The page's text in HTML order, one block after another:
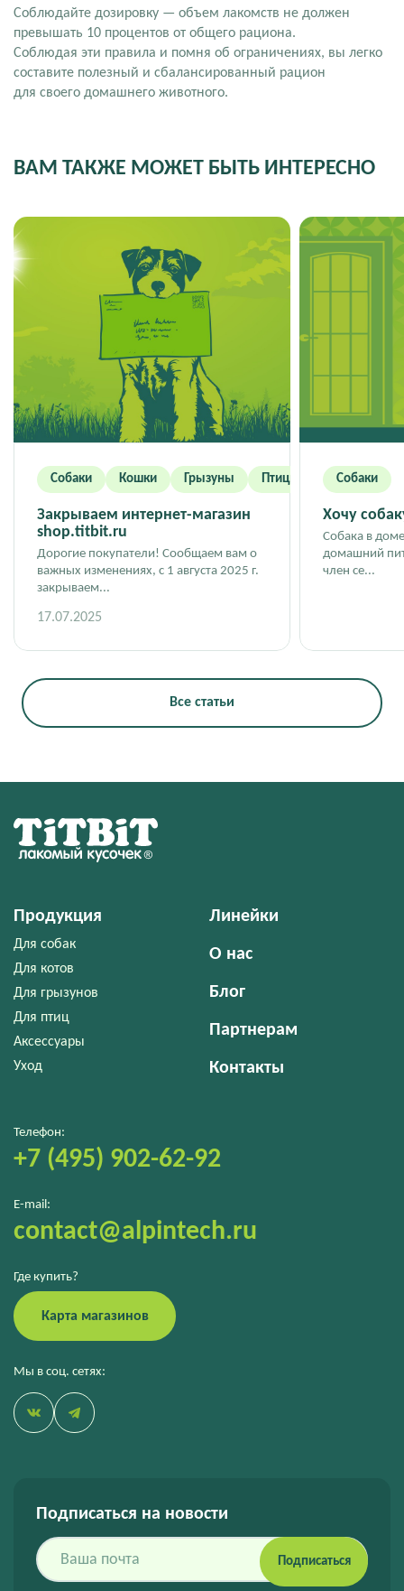
Соблюдайте дозировку — объем лакомств не должен
превышать 10 процентов от общего рациона.
Соблюдая эти правила и помня об ограничениях, вы легко
составите полезный и сбалансированный рацион
для своего домашнего животного.
ВАМ ТАКЖЕ МОЖЕТ БЫТЬ ИНТЕРЕСНО
Собаки Кошки Грызуны Птицы
Закрываем интернет-магазин
shop.titbit.ru
Дорогие покупатели! Сообщаем вам о
важных изменениях, с 1 августа 2025 г.
закрываем...
17.07.2025
Собаки
Хочу
Собака в
домашний
член се...
Все статьи
Телефон:
+7 (495) 902-62-92
E-mail:
contact@alpintech.ru
Мы в соц. сетях:
Где купить?
Карта магазинов
Продукция
Для собак
Для котов
Для грызунов
Для птиц
Аксессуары
Уход
Линейки
О нас
Блог
Партнерам
Контакты
Подписаться на новости
Подписаться